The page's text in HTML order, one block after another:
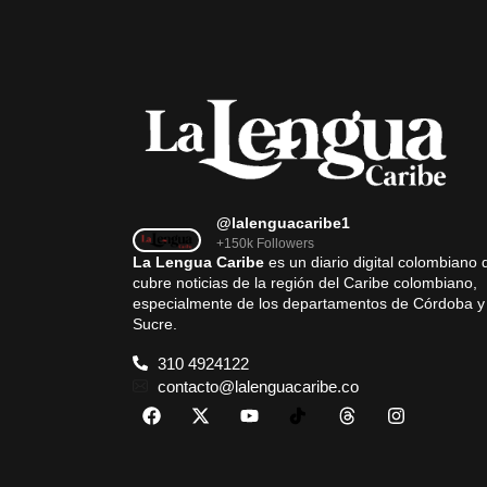
@lalenguacaribe1
+150k Followers
La Lengua Caribe es un diario digital colombiano
cubre noticias de la región del Caribe colombiano,
especialmente de los departamentos de Córdoba y
Sucre.
310 4924122
contacto@lalenguacaribe.co